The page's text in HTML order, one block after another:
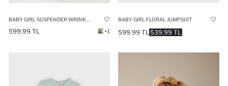
599.99 TL +1
BABY GIRL FLORAL JUMPSUIT
539.99 TL
599.99 TL